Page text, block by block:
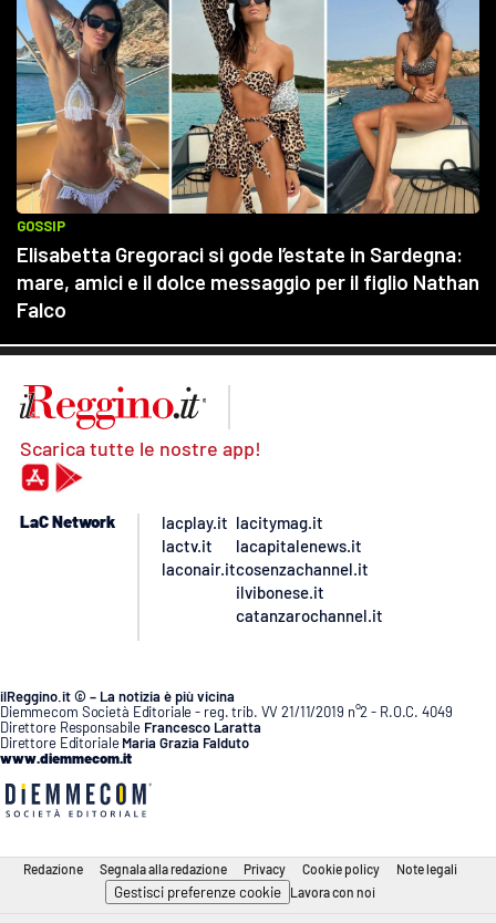
Scarica tutte le nostre app!
LaC Network
lacplay.it
lactv.it
laconair.it
lacitymag.it
lacapitalenews.it
cosenzachannel.it
ilvibonese.it
catanzarochannel.it
ilReggino.it © – La notizia è più vicina
Diemmecom Società Editoriale - reg. trib. VV 21/11/2019 n°2 - R.O.C. 4049
Direttore Responsabile Francesco Laratta
Direttore Editoriale Maria Grazia Falduto
www.diemmecom.it
Redazione Segnala alla redazione Privacy Cookie policy Note legali
Gestisci preferenze cookie Lavora con noi